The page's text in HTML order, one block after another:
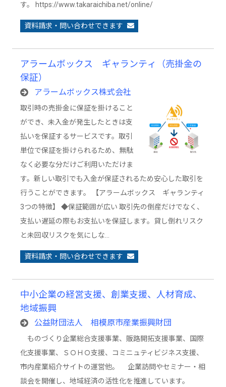
す。 https://www.takaraichiba.net/online/
資料請求・問い合わせできます
アラームボックス ギャランティ（売掛金の
保証）
アラームボックス株式会社
取引時の売掛金に保証を掛けること
ができ、未入金が発生したときは支
払いを保証するサービスです。取引
単位で保証を掛けられるため、無駄
なく必要な分だけご利用いただけま
す。新しい取引でも入金が保証されるため安心した取引を
行うことができます。 【アラームボックス ギャランティ
3つの特徴】 ◆保証範囲が広い 取引先の倒産だけでなく、
支払い遅延の際もお支払いを保証します。貸し倒れリスク
と未回収リスクを気にしな…
資料請求・問い合わせできます
中小企業の経営支援、創業支援、人材育成、
地域振興
公益財団法人 相模原市産業振興財団
ものづくり企業総合支援事業、販路開拓支援事業、国際
化支援事業、ＳＯＨＯ支援、コミニュティビジネス支援、
市内産業紹介サイトの運営他。 企業訪問やセミナー・相
談会を開催し、地域経済の活性化を推進しています。